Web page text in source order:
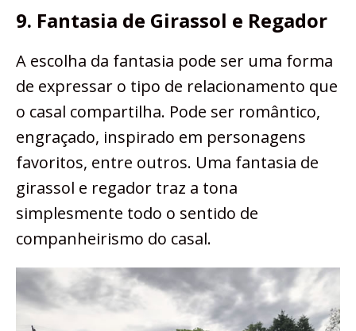
9. Fantasia de Girassol e Regador
A escolha da fantasia pode ser uma forma
de expressar o tipo de relacionamento que
o casal compartilha. Pode ser romântico,
engraçado, inspirado em personagens
favoritos, entre outros. Uma fantasia de
girassol e regador traz a tona
simplesmente todo o sentido de
companheirismo do casal.